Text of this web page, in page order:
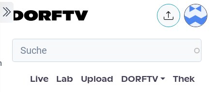
Skip to main content User
Hauptnavigation
Live Lab Upload DORFTV Thek